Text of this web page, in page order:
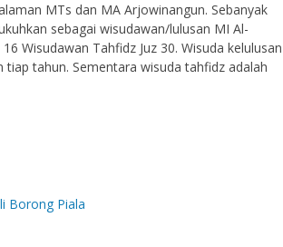
MTs dan MA Arjowinangun. Sebanyak
sebagai wisudawan/lulusan MI Al-
Wisudawan Tahfidz Juz 30. Wisuda kelulusan
tiap tahun. Sementara wisuda tahfidz adalah